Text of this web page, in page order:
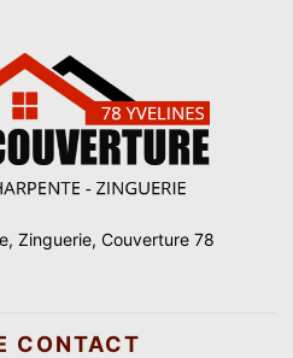
Zinguerie, Couverture 78
CONTACT